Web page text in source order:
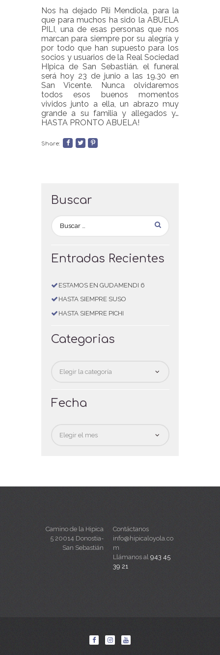
Nos ha dejado Pili Mendiola, para la
que para muchos ha sido la ABUELA
PILI, una de esas personas que nos
marcan para siempre por su alegría y
por todo que han supuesto para los
socios y usuarios de la Real Sociedad
HIpica de San Sebastián. el funeral
será hoy 23 de junio a las 19.30 en
San Vicente. Nunca olvidaremos
todos esos buenos momentos
vividos junto a ella, un abrazo muy
grande a su familia y allegados y…
HASTA PRONTO ABUELA!
Share:
Buscar
Entradas Recientes
ESTAMOS EN GUDAMENDI 6
HASTA SIEMPRE SUSO
HASTA SIEMPRE PICHI
Categorias
Fecha
Camino de la Hipica
5 20014 Donostia-
San Sebastián
Contáctanos
info@hipicaloyola.co
m
Llámanos al 943 45
39 21